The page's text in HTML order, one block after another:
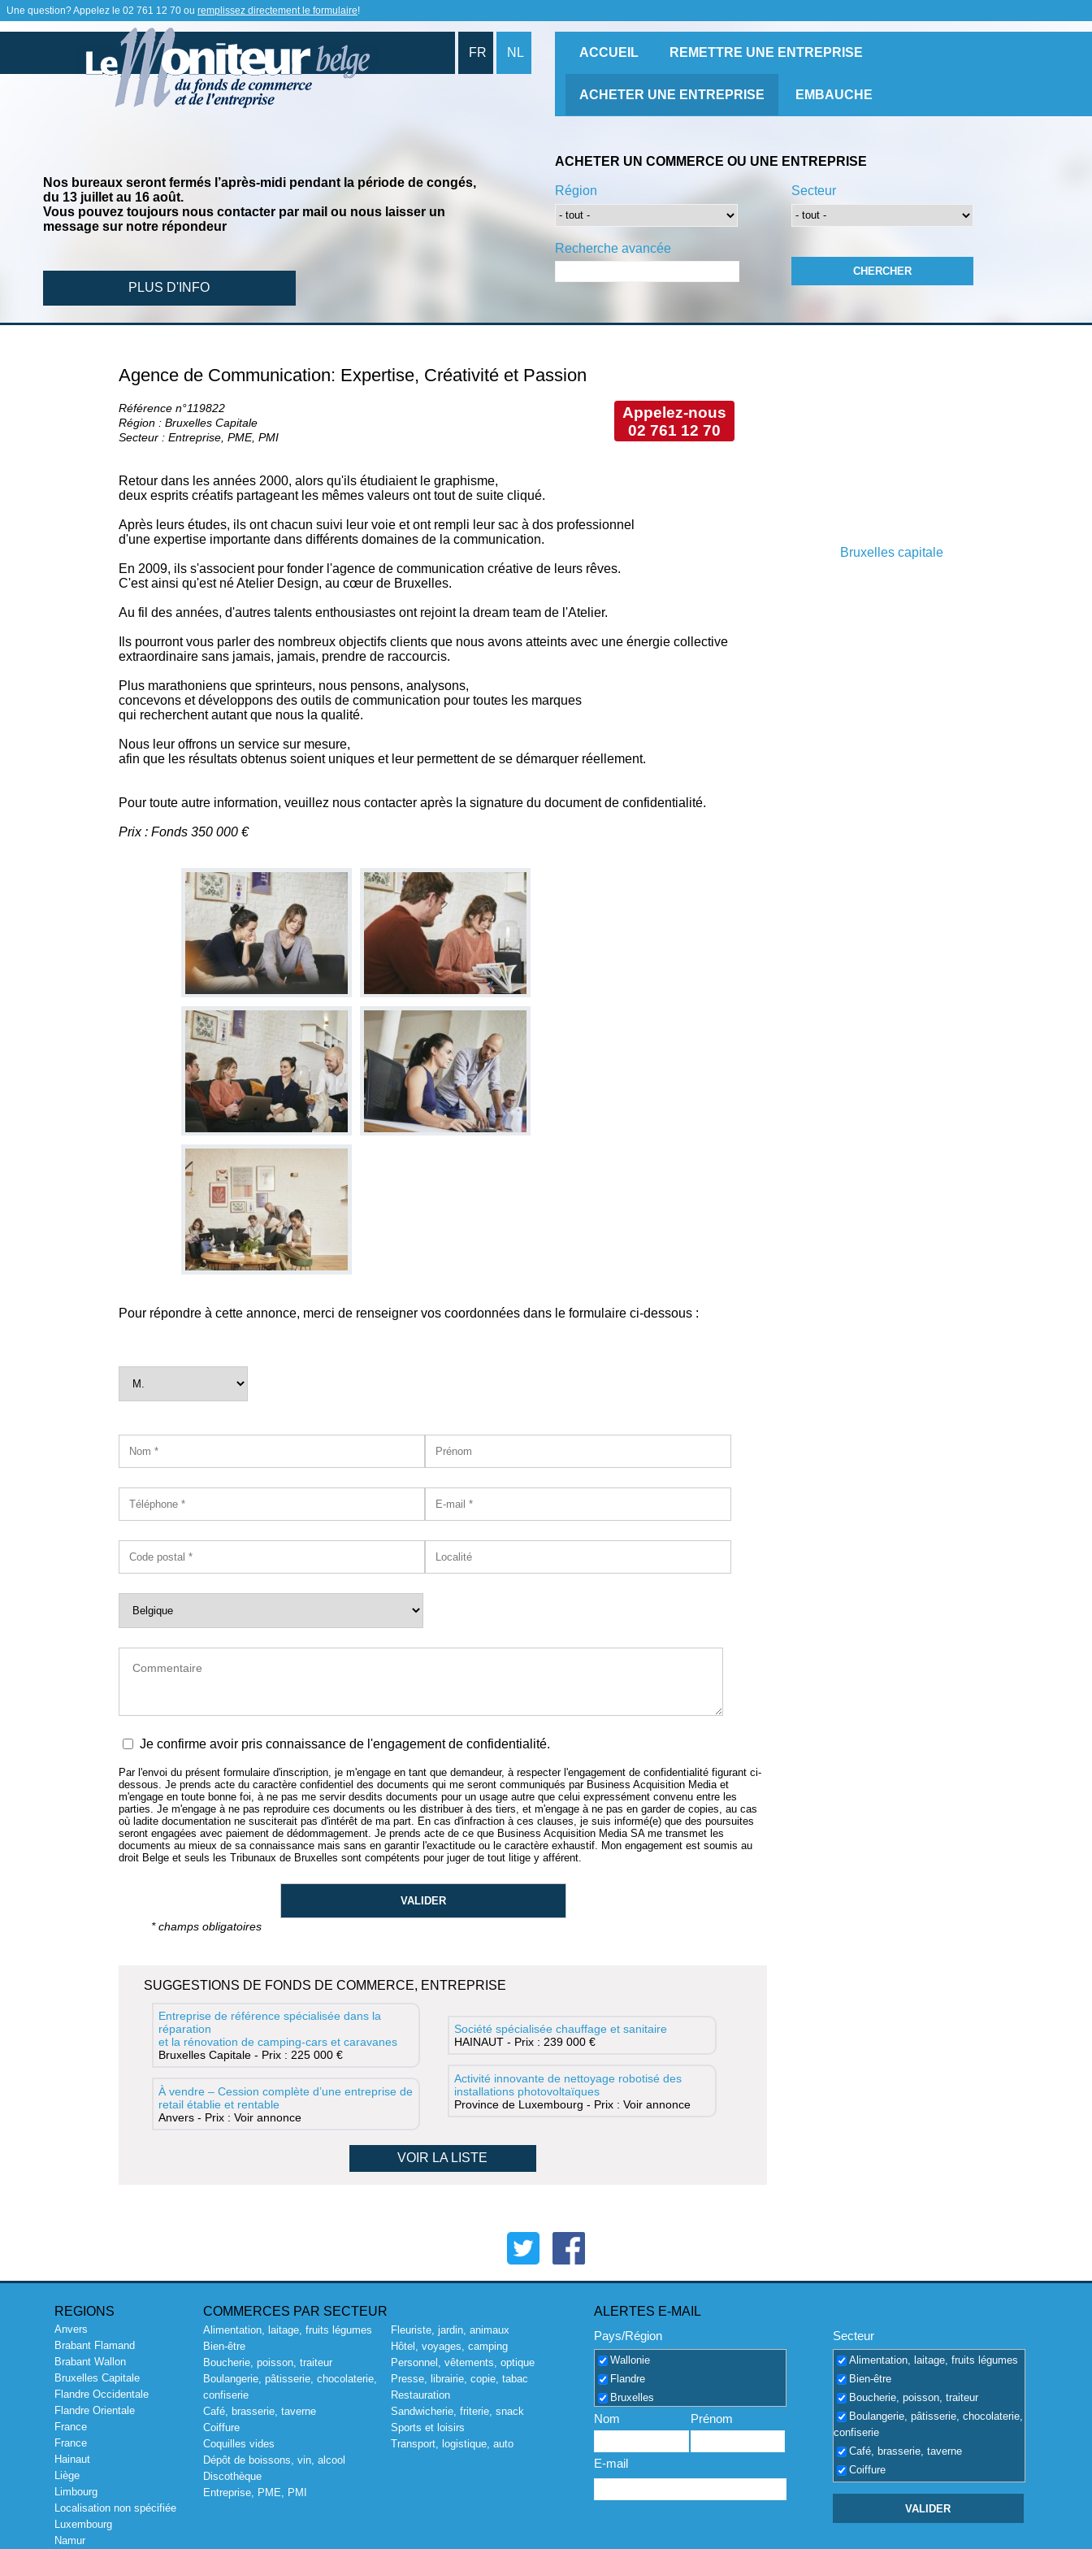
Une question? Appelez le 02 761 12 70 ou remplissez directement le formulaire!
FR NL ACCUEIL REMETTRE UNE ENTREPRISE
ACHETER UNE ENTREPRISE EMBAUCHE
Nos bureaux seront fermés l’après-midi pendant la période de congés,
du 13 juillet au 16 août.
Vous pouvez toujours nous contacter par mail ou nous laisser un
message sur notre répondeur
PLUS D'INFO
ACHETER UN COMMERCE OU UNE ENTREPRISE
Région
Recherche avancée
Secteur
Agence de Communication: Expertise, Créativité et Passion
Appelez-nous
02 761 12 70
Référence n°119822
Région : Bruxelles Capitale
Secteur : Entreprise, PME, PMI
Retour dans les années 2000, alors qu'ils étudiaient le graphisme,
deux esprits créatifs partageant les mêmes valeurs ont tout de suite cliqué.
Après leurs études, ils ont chacun suivi leur voie et ont rempli leur sac à dos professionnel
d'une expertise importante dans différents domaines de la communication.
En 2009, ils s'associent pour fonder l'agence de communication créative de leurs rêves.
C'est ainsi qu'est né Atelier Design, au cœur de Bruxelles.
Au fil des années, d'autres talents enthousiastes ont rejoint la dream team de l'Atelier.
Ils pourront vous parler des nombreux objectifs clients que nous avons atteints avec une énergie collective
extraordinaire sans jamais, jamais, prendre de raccourcis.
Plus marathoniens que sprinteurs, nous pensons, analysons,
concevons et développons des outils de communication pour toutes les marques
qui recherchent autant que nous la qualité.
Nous leur offrons un service sur mesure,
afin que les résultats obtenus soient uniques et leur permettent de se démarquer réellement.
Pour toute autre information, veuillez nous contacter après la signature du document de confidentialité.
Prix : Fonds 350 000 €
Pour répondre à cette annonce, merci de renseigner vos coordonnées dans le formulaire ci-dessous :
Je confirme avoir pris connaissance de l'engagement de confidentialité.
Par l'envoi du présent formulaire d'inscription, je m'engage en tant que demandeur, à respecter l'engagement de confidentialité figurant ci-
dessous. Je prends acte du caractère confidentiel des documents qui me seront communiqués par Business Acquisition Media et
m'engage en toute bonne foi, à ne pas me servir desdits documents pour un usage autre que celui expressément convenu entre les
parties. Je m'engage à ne pas reproduire ces documents ou les distribuer à des tiers, et m'engage à ne pas en garder de copies, au cas
où ladite documentation ne susciterait pas d'intérêt de ma part. En cas d'infraction à ces clauses, je suis informé(e) que des poursuites
seront engagées avec paiement de dédommagement. Je prends acte de ce que Business Acquisition Media SA me transmet les
documents au mieux de sa connaissance mais sans en garantir l'exactitude ou le caractère exhaustif. Mon engagement est soumis au
droit Belge et seuls les Tribunaux de Bruxelles sont compétents pour juger de tout litige y afférent.
* champs obligatoires
SUGGESTIONS DE FONDS DE COMMERCE, ENTREPRISE
Entreprise de référence spécialisée dans la
réparation
et la rénovation de camping-cars et caravanes
Bruxelles Capitale - Prix : 225 000 €
À vendre – Cession complète d’une entreprise de
retail établie et rentable
Anvers - Prix : Voir annonce
Société spécialisée chauffage et sanitaire
HAINAUT - Prix : 239 000 €
Activité innovante de nettoyage robotisé des
installations photovoltaïques
Province de Luxembourg - Prix : Voir annonce
VOIR LA LISTE
Bruxelles capitale
REGIONS
Anvers
Brabant Flamand
Brabant Wallon
Bruxelles Capitale
Flandre Occidentale
Flandre Orientale
France
France
Hainaut
Liège
Limbourg
Localisation non spécifiée
Luxembourg
Namur
COMMERCES PAR SECTEUR
Alimentation, laitage, fruits légumes
Bien-être
Boucherie, poisson, traiteur
Boulangerie, pâtisserie, chocolaterie,
confiserie
Café, brasserie, taverne
Coiffure
Coquilles vides
Dépôt de boissons, vin, alcool
Discothèque
Entreprise, PME, PMI
Fleuriste, jardin, animaux
Hôtel, voyages, camping
Personnel, vêtements, optique
Presse, librairie, copie, tabac
Restauration
Sandwicherie, friterie, snack
Sports et loisirs
Transport, logistique, auto
ALERTES E-MAIL
Pays/Région
Wallonie
Flandre
Bruxelles
Nom Prénom
E-mail
Secteur
Alimentation, laitage, fruits légumes
Bien-être
Boucherie, poisson, traiteur
Boulangerie, pâtisserie, chocolaterie,
confiserie
Café, brasserie, taverne
Coiffure
Dépôt de boissons, vin, alcool
Discothèque